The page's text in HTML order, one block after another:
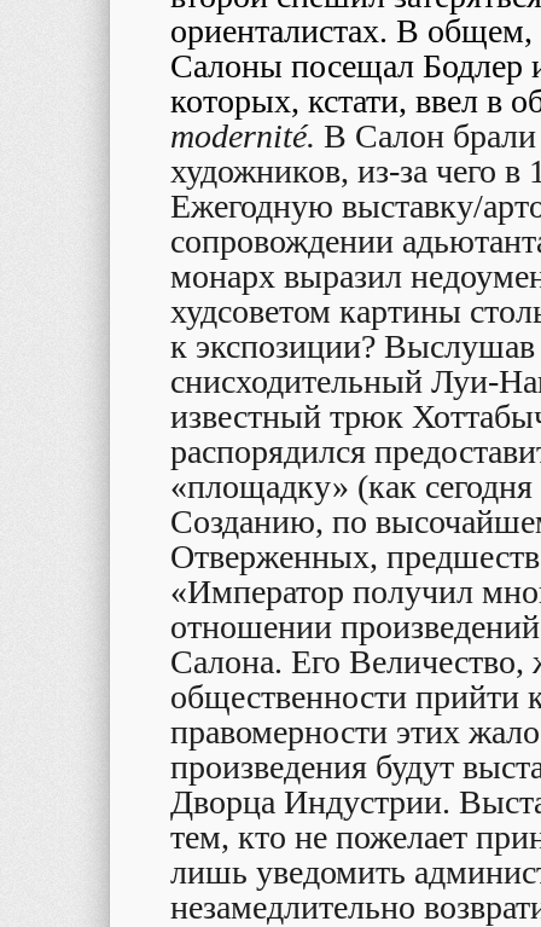
ориенталистах. В
Салоны посещал Бодлер
которых, кстати, ввел в
modernité. В Салон брали
художников, из-за чего в
Ежегодную выставку/
сопровождении
монарх выразил
худсоветом картины
к экспозиции?
снисходительный Луи-
известный трюк
распорядился
«площадку» (как
Созданию, по
Отверженных,
«Император получил
отношении
Салона. Его Величество,
общественности прийти
правомерности этих
произведения будут
Дворца Индустрии.
тем, кто не пожелает
лишь уведомить
незамедлительно